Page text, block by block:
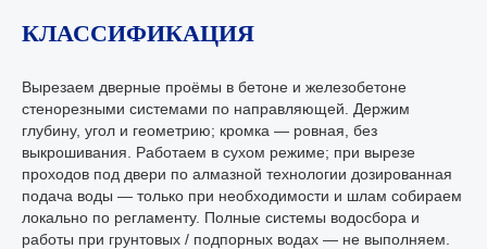
КЛАССИФИКАЦИЯ
Вырезаем дверные проёмы в бетоне и железобетоне
стенорезными системами по направляющей. Держим
глубину, угол и геометрию; кромка — ровная, без
выкрошивания. Работаем в сухом режиме; при вырезе
проходов под двери по алмазной технологии дозированная
подача воды — только при необходимости и шлам собираем
локально по регламенту. Полные системы водосбора и
работы при грунтовых / подпорных водах — не выполняем.